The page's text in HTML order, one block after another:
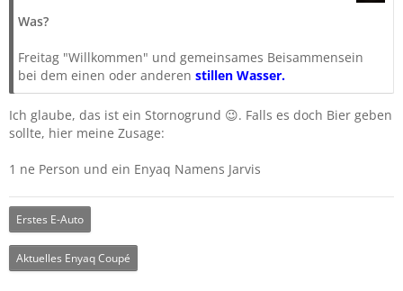
Was?
Freitag "Willkommen" und gemeinsames Beisammensein
bei dem einen oder anderen stillen Wasser.
Ich glaube, das ist ein Stornogrund 😉. Falls es doch Bier geben
sollte, hier meine Zusage:
1 ne Person und ein Enyaq Namens Jarvis
Erstes E-Auto
Aktuelles Enyaq Coupé